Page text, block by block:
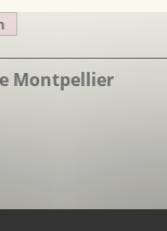
Montpellier